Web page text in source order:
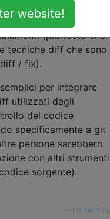
per diff file e
si fa il diff per
(piuttosto che
tecniche diff che sono
/ fix).
per integrare
utilizzati dagli
del codice
specificamente a git
persone sarebbero
con altri strumenti
sorgente).
Martin York
website!